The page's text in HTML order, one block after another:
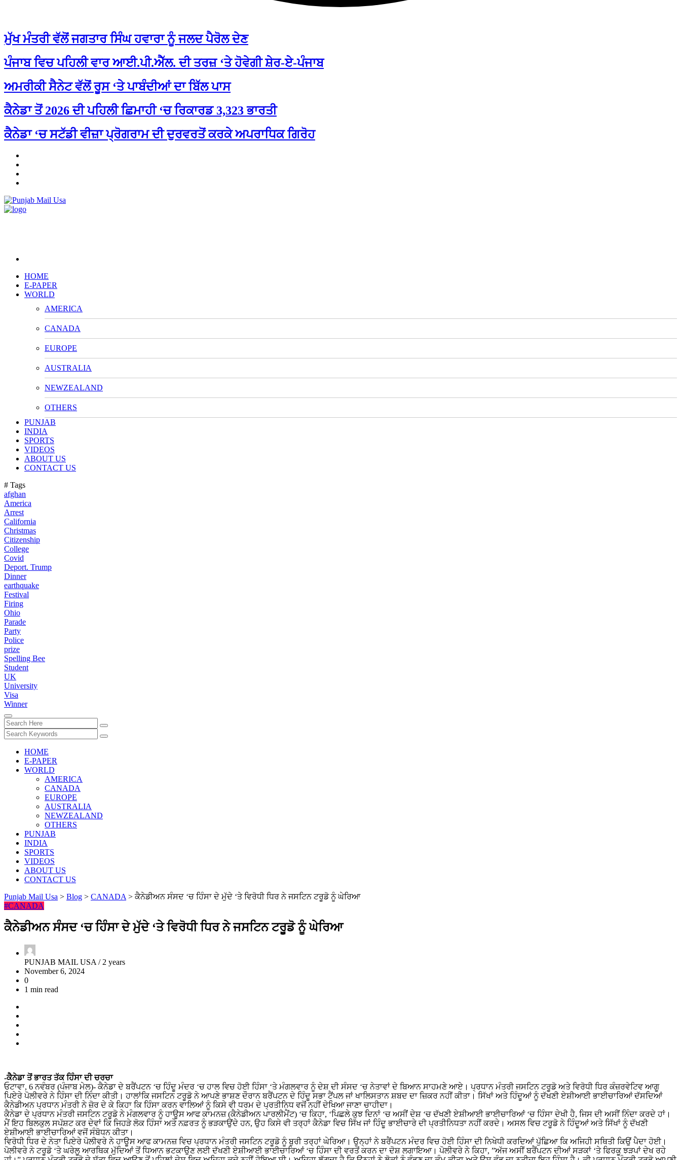
ਮੁੱਖ ਮੰਤਰੀ ਵੱਲੋਂ ਜਗਤਾਰ ਸਿੰਘ ਹਵਾਰਾ ਨੂੰ ਜਲਦ ਪੈਰੋਲ ਦੇਣ
ਪੰਜਾਬ ਵਿਚ ਪਹਿਲੀ ਵਾਰ ਆਈ.ਪੀ.ਐੱਲ. ਦੀ ਤਰਜ਼ ‘ਤੇ ਹੋਵੇਗੀ ਸ਼ੇਰ-ਏ-ਪੰਜਾਬ
ਅਮਰੀਕੀ ਸੈਨੇਟ ਵੱਲੋਂ ਰੂਸ ‘ਤੇ ਪਾਬੰਦੀਆਂ ਦਾ ਬਿੱਲ ਪਾਸ
ਕੈਨੇਡਾ ਤੋਂ 2026 ਦੀ ਪਹਿਲੀ ਛਿਮਾਹੀ ‘ਚ ਰਿਕਾਰਡ 3,323 ਭਾਰਤੀ
ਕੈਨੇਡਾ ‘ਚ ਸਟੱਡੀ ਵੀਜ਼ਾ ਪ੍ਰੋਗਰਾਮ ਦੀ ਦੁਰਵਰਤੋਂ ਕਰਕੇ ਅਪਰਾਧਿਕ ਗਿਰੋਹ
HOME
E-PAPER
WORLD
AMERICA
CANADA
EUROPE
AUSTRALIA
NEWZEALAND
OTHERS
PUNJAB
INDIA
SPORTS
VIDEOS
ABOUT US
CONTACT US
# Tags
afghan
America
Arrest
California
Christmas
Citizenship
College
Covid
Deport. Trump
Dinner
earthquake
Festival
Firing
Ohio
Parade
Party
Police
prize
Spelling Bee
Student
UK
University
Visa
Winner
HOME
E-PAPER
WORLD
AMERICA
CANADA
EUROPE
AUSTRALIA
NEWZEALAND
OTHERS
PUNJAB
INDIA
SPORTS
VIDEOS
ABOUT US
CONTACT US
Punjab Mail Usa > Blog > CANADA>ਕੈਨੇਡੀਅਨ ਸੰਸਦ ‘ਚ ਹਿੰਸਾ ਦੇ ਮੁੱਦੇ ‘ਤੇ ਵਿਰੋਧੀ ਧਿਰ ਨੇ ਜਸਟਿਨ ਟਰੂਡੋ ਨੂੰ ਘੇਰਿਆ
#CANADA
ਕੈਨੇਡੀਅਨ ਸੰਸਦ ‘ਚ ਹਿੰਸਾ ਦੇ ਮੁੱਦੇ ‘ਤੇ ਵਿਰੋਧੀ ਧਿਰ ਨੇ ਜਸਟਿਨ ਟਰੂਡੋ ਨੂੰ ਘੇਰਿਆ
PUNJAB MAIL USA / 2 years
November 6, 2024
0
1 min read
-ਕੈਨੇਡਾ ਤੋਂ ਭਾਰਤ ਤੱਕ ਹਿੰਸਾ ਦੀ ਚਰਚਾ
ਓਟਾਵਾ, 6 ਨਵੰਬਰ (ਪੰਜਾਬ ਮੇਲ)- ਕੈਨੇਡਾ ਦੇ ਬਰੈਂਪਟਨ ‘ਚ ਹਿੰਦੂ ਮੰਦਰ ‘ਚ ਹਾਲ ਵਿਚ ਹੋਈ ਹਿੰਸਾ ‘ਤੇ ਮੰਗਲਵਾਰ ਨੂੰ ਦੇਸ਼ ਦੀ ਸੰਸਦ ‘ਚ ਨੇਤਾਵਾਂ ਦੇ ਬਿਆਨ ਸਾਹਮਣੇ ਆਏ। ਪ੍ਰਧਾਨ ਮੰਤਰੀ ਜਸਟਿਨ ਟਰੂਡੋ ਅਤੇ ਵਿਰੋਧੀ ਧਿਰ ਕੰਜ਼ਰਵੇਟਿਵ ਆਗੂ
ਪਿਏਰੇ ਪੋਲੀਵਰੇ ਨੇ ਹਿੰਸਾ ਦੀ ਨਿੰਦਾ ਕੀਤੀ। ਹਾਲਾਂਕਿ ਜਸਟਿਨ ਟਰੂਡੋ ਨੇ ਆਪਣੇ ਭਾਸ਼ਣ ਦੌਰਾਨ ਬਰੈਂਪਟਨ ਦੇ ਹਿੰਦੂ ਸਭਾ ਟੈਂਪਲ ਜਾਂ ਖਾਲਿਸਤਾਨ ਸ਼ਬਦ ਦਾ ਜ਼ਿਕਰ ਨਹੀਂ ਕੀਤਾ। ਸਿੱਖਾਂ ਅਤੇ ਹਿੰਦੂਆਂ ਨੂੰ ਦੱਖਣੀ ਏਸ਼ੀਆਈ ਭਾਈਚਾਰਿਆਂ ਦੱਸਦਿਆਂ
ਕੈਨੇਡੀਅਨ ਪ੍ਰਧਾਨ ਮੰਤਰੀ ਨੇ ਜ਼ੋਰ ਦੇ ਕੇ ਕਿਹਾ ਕਿ ਹਿੰਸਾ ਕਰਨ ਵਾਲਿਆਂ ਨੂੰ ਕਿਸੇ ਵੀ ਧਰਮ ਦੇ ਪ੍ਰਤੀਨਿਧ ਵਜੋਂ ਨਹੀਂ ਦੇਖਿਆ ਜਾਣਾ ਚਾਹੀਦਾ।
ਕੈਨੇਡਾ ਦੇ ਪ੍ਰਧਾਨ ਮੰਤਰੀ ਜਸਟਿਨ ਟਰੂਡੋ ਨੇ ਮੰਗਲਵਾਰ ਨੂੰ ਹਾਊਸ ਆਫ ਕਾਮਨਜ਼ (ਕੈਨੇਡੀਅਨ ਪਾਰਲੀਮੈਂਟ) ‘ਚ ਕਿਹਾ, ‘ਪਿਛਲੇ ਕੁਝ ਦਿਨਾਂ ‘ਚ ਅਸੀਂ ਦੇਸ਼ ‘ਚ ਦੱਖਣੀ ਏਸ਼ੀਆਈ ਭਾਈਚਾਰਿਆਂ ‘ਚ ਹਿੰਸਾ ਦੇਖੀ ਹੈ, ਜਿਸ ਦੀ ਅਸੀਂ ਨਿੰਦਾ ਕਰਦੇ ਹਾਂ।
ਮੈਂ ਇਹ ਬਿਲਕੁਲ ਸਪੱਸ਼ਟ ਕਰ ਦੇਵਾਂ ਕਿ ਜਿਹੜੇ ਲੋਕ ਹਿੰਸਾ ਅਤੇ ਨਫ਼ਰਤ ਨੂੰ ਭੜਕਾਉਂਦੇ ਹਨ, ਉਹ ਕਿਸੇ ਵੀ ਤਰ੍ਹਾਂ ਕੈਨੇਡਾ ਵਿਚ ਸਿੱਖ ਜਾਂ ਹਿੰਦੂ ਭਾਈਚਾਰੇ ਦੀ ਪ੍ਰਤੀਨਿਧਤਾ ਨਹੀਂ ਕਰਦੇ। ਅਸਲ ਵਿਚ ਟਰੂਡੋ ਨੇ ਹਿੰਦੂਆਂ ਅਤੇ ਸਿੱਖਾਂ ਨੂੰ ਦੱਖਣੀ
ਏਸ਼ੀਆਈ ਭਾਈਚਾਰਿਆਂ ਵਜੋਂ ਸੰਬੋਧਨ ਕੀਤਾ।
ਵਿਰੋਧੀ ਧਿਰ ਦੇ ਨੇਤਾ ਪਿਏਰੇ ਪੋਲੀਵਰੇ ਨੇ ਹਾਊਸ ਆਫ ਕਾਮਨਜ਼ ਵਿਚ ਪ੍ਰਧਾਨ ਮੰਤਰੀ ਜਸਟਿਨ ਟਰੂਡੋ ਨੂੰ ਬੁਰੀ ਤਰ੍ਹਾਂ ਘੇਰਿਆ। ਉਨ੍ਹਾਂ ਨੇ ਬਰੈਂਪਟਨ ਮੰਦਰ ਵਿਚ ਹੋਈ ਹਿੰਸਾ ਦੀ ਨਿਖੇਧੀ ਕਰਦਿਆਂ ਪੁੱਛਿਆ ਕਿ ਅਜਿਹੀ ਸਥਿਤੀ ਕਿਉਂ ਪੈਦਾ ਹੋਈ।
ਪੋਲੀਵਰੇ ਨੇ ਟਰੂਡੋ ‘ਤੇ ਘਰੇਲੂ ਆਰਥਿਕ ਮੁੱਦਿਆਂ ਤੋਂ ਧਿਆਨ ਭਟਕਾਉਣ ਲਈ ਦੱਖਣੀ ਏਸ਼ੀਆਈ ਭਾਈਚਾਰਿਆਂ ‘ਚ ਹਿੰਸਾ ਦੀ ਵਰਤੋਂ ਕਰਨ ਦਾ ਦੋਸ਼ ਲਗਾਇਆ। ਪੋਲੀਵਰੇ ਨੇ ਕਿਹਾ, ”ਅੱਜ ਅਸੀਂ ਬਰੈਂਪਟਨ ਦੀਆਂ ਸੜਕਾਂ ‘ਤੇ ਫਿਰਕੂ ਝੜਪਾਂ ਦੇਖ ਰਹੇ